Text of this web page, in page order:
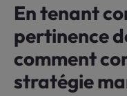
En tenant
pertinence
comment
stratégie